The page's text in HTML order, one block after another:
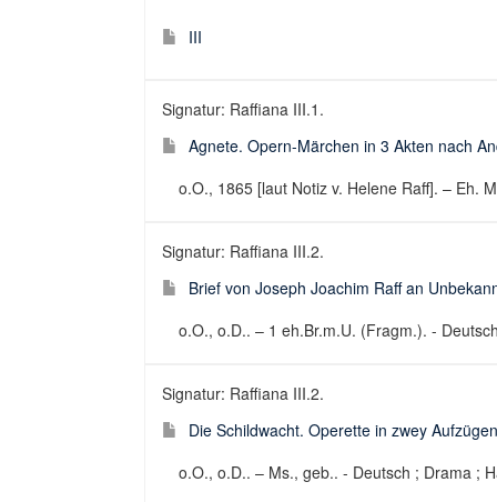
III
Signatur: Raffiana III.1.
Agnete. Opern-Märchen in 3 Akten nach
o.O., 1865 [laut Notiz v. Helene Raff]. – Eh.
Signatur: Raffiana III.2.
Brief von Joseph Joachim Raff an
o.O., o.D.. – 1 eh.Br.m.U. (Fragm.). -
Signatur: Raffiana III.2.
Die Schildwacht. Operette in zwey
o.O., o.D.. – Ms., geb.. - Deutsch ; Drama ;